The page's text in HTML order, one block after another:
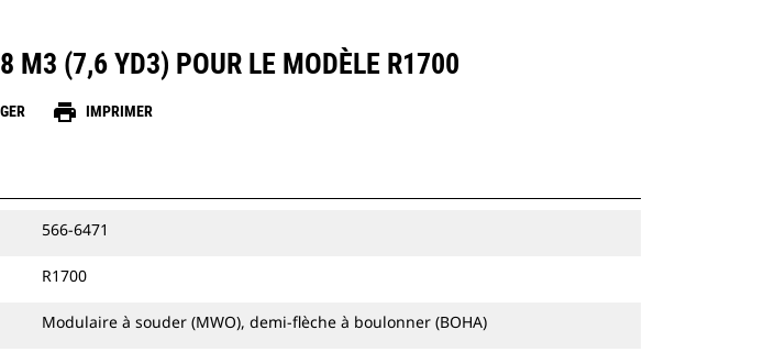
M3 (7,6 YD3) POUR LE MODÈLE R1700
print IMPRIMER
566-6471
R1700
Modulaire à souder (MWO), demi-flèche à boulonner (BOHA)